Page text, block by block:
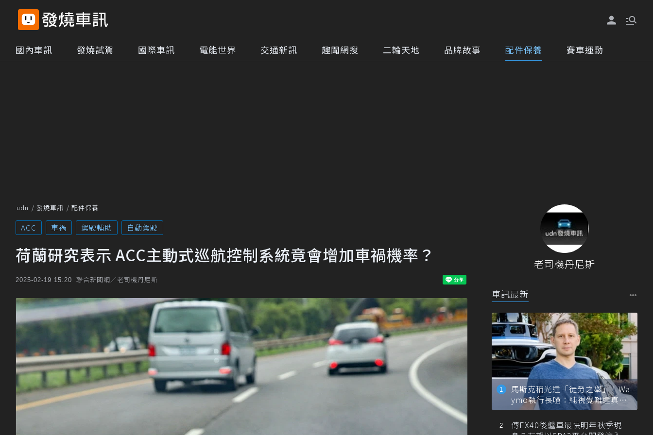
國內車訊 發燒試駕 國際車訊 電能世界 交通新訊 趣聞網搜 二輪天地 品牌故事 配件保養 賽車運動
udn 發燒車訊 配件保養
ACC 車禍 駕駛輔助 自動駕駛
荷蘭研究表示 ACC主動式巡航控制系統竟會增加車禍機率？
2025-02-19 15:20 聯合新聞網／老司機丹尼斯
老司機丹尼斯
車訊最新
馬斯克稱光達「徒勞之舉」！Wa
ymo執行長嗆：純視覺難達真正
自動駕駛
傳EX40後繼車最快明年秋季現